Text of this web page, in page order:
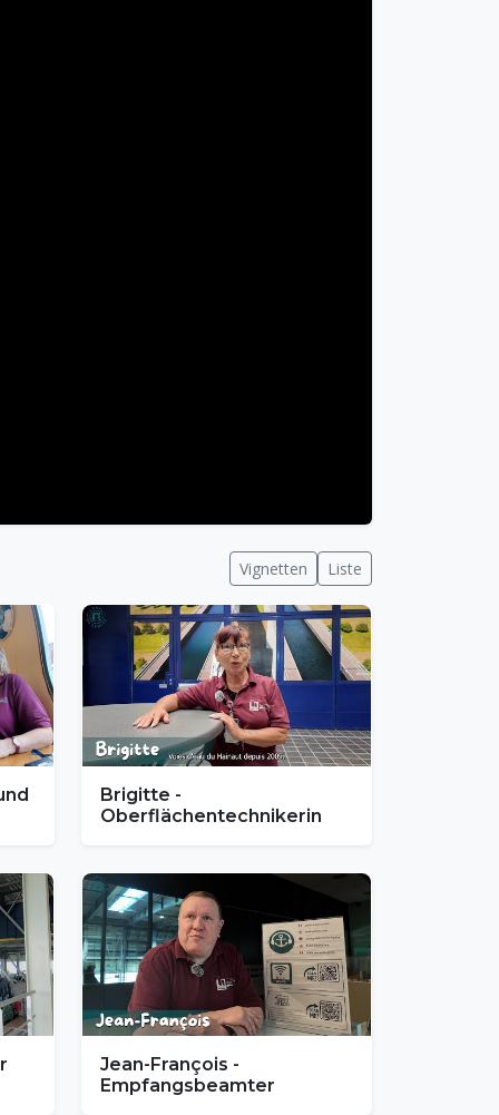
Vignetten Liste
Brigitte -
Oberflächentechnikerin
Jean-François -
Empfangsbeamter